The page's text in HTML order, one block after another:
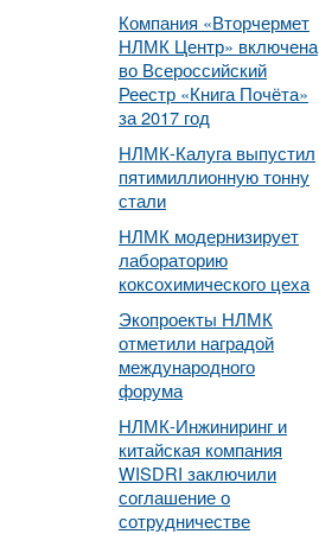
Компания «Вторчермет
НЛМК Центр» включена
во Всероссийский
Реестр «Книга Почёта»
за 2017 год
НЛМК-Калуга выпустил
пятимиллионную тонну
стали
НЛМК модернизирует
лабораторию
коксохимического цеха
Экопроекты НЛМК
отметили наградой
международного
форума
НЛМК-Инжиниринг и
китайская компания
WISDRI заключили
соглашение о
сотрудничестве